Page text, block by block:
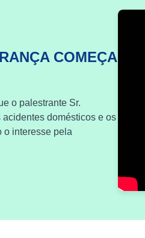
COMEÇA
o palestrante Sr.
domésticos e os
o interesse pela